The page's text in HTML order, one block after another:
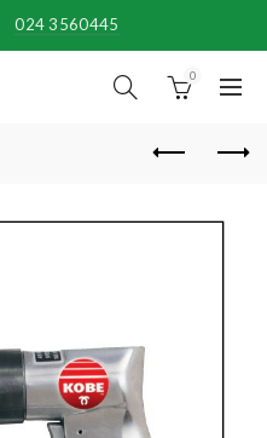
024 3560445
0